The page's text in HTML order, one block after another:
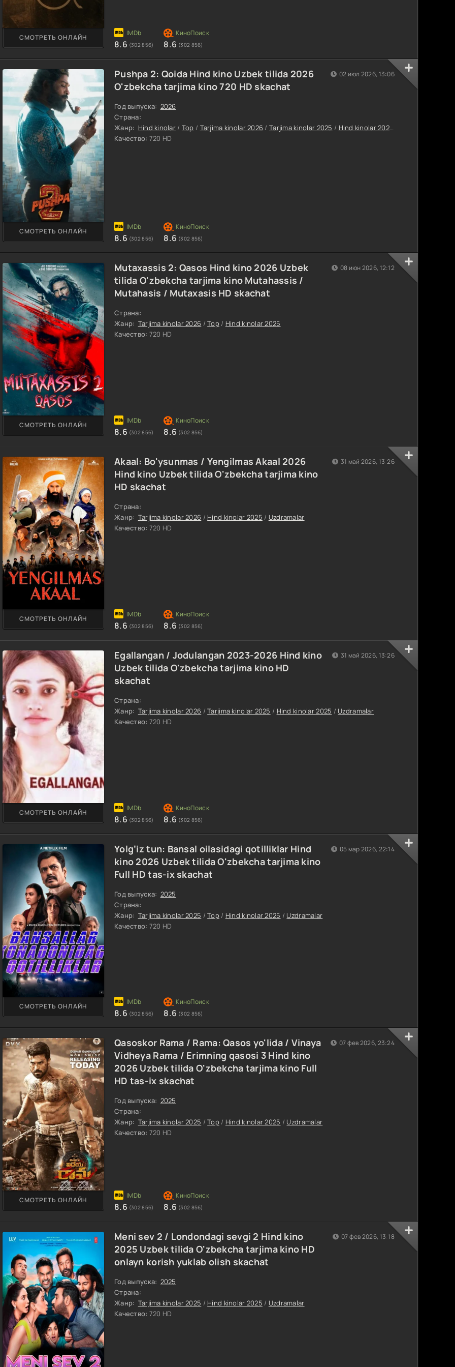
СМОТРЕТЬ ОНЛАЙН
8.6 (302 856) 8.6 (302 856)
Pushpa 2: Qoida Hind kino Uzbek tilida 2026
O'zbekcha tarjima kino 720 HD skachat
Год выпуска: 2026
Страна:
Жанр: Hind kinolar / Top / Tarjima kinolar 2026 /Tarjima kinolar 2025 / Hind kinolar 2025
Качество: 720 HD
СМОТРЕТЬ ОНЛАЙН
8.6 (302 856) 8.6 (302 856)
02 июл 2026, 13:06
Mutaxassis 2: Qasos Hind kino 2026 Uzbek
tilida O'zbekcha tarjima kino Mutahassis /
Mutahasis / Mutaxasis HD skachat
Страна:
Жанр: Tarjima kinolar 2026 /Top/ Hind kinolar 2025
Качество: 720 HD
СМОТРЕТЬ ОНЛАЙН
8.6 (302 856) 8.6 (302 856)
08 июн 2026, 12:12
Akaal: Bo'ysunmas / Yengilmas Akaal 2026
Hind kino Uzbek tilida O'zbekcha tarjima kino
HD skachat
Страна:
Жанр: Tarjima kinolar 2026 / Hind kinolar 2025 / Uzdramalar
Качество: 720 HD
СМОТРЕТЬ ОНЛАЙН
8.6 (302 856) 8.6 (302 856)
31 май 2026, 13:26
Egallangan / Jodulangan 2023-2026 Hind kino
Uzbek tilida O'zbekcha tarjima kino HD
skachat
Страна:
Жанр: Tarjima kinolar 2026 /Tarjima kinolar 2025 / Hind kinolar 2025 / Uzdramalar
Качество: 720 HD
СМОТРЕТЬ ОНЛАЙН
8.6 (302 856) 8.6 (302 856)
31 май 2026, 13:26
Yolg‘iz tun: Bansal oilasidagi qotilliklar Hind
kino 2026 Uzbek tilida O'zbekcha tarjima kino
Full HD tas-ix skachat
Год выпуска: 2025
Страна:
Жанр: Tarjima kinolar 2025 /Top/ Hind kinolar 2025 / Uzdramalar
Качество: 720 HD
СМОТРЕТЬ ОНЛАЙН
8.6 (302 856) 8.6 (302 856)
05 мар 2026, 22:14
Qasoskor Rama / Rama: Qasos yo'lida / Vinaya
Vidheya Rama / Erimning qasosi 3 Hind kino
2026 Uzbek tilida O'zbekcha tarjima kino Full
HD tas-ix skachat
Год выпуска: 2025
Страна:
Жанр: Tarjima kinolar 2025 /Top/ Hind kinolar 2025 / Uzdramalar
Качество: 720 HD
СМОТРЕТЬ ОНЛАЙН
8.6 (302 856) 8.6 (302 856)
07 фев 2026, 23:24
Meni sev 2 / Londondagi sevgi 2 Hind kino
2025 Uzbek tilida O'zbekcha tarjima kino HD
onlayn korish yuklab olish skachat
Год выпуска: 2025
Страна:
Жанр: Tarjima kinolar 2025 / Hind kinolar 2025 / Uzdramalar
Качество: 720 HD
07 фев 2026, 13:18